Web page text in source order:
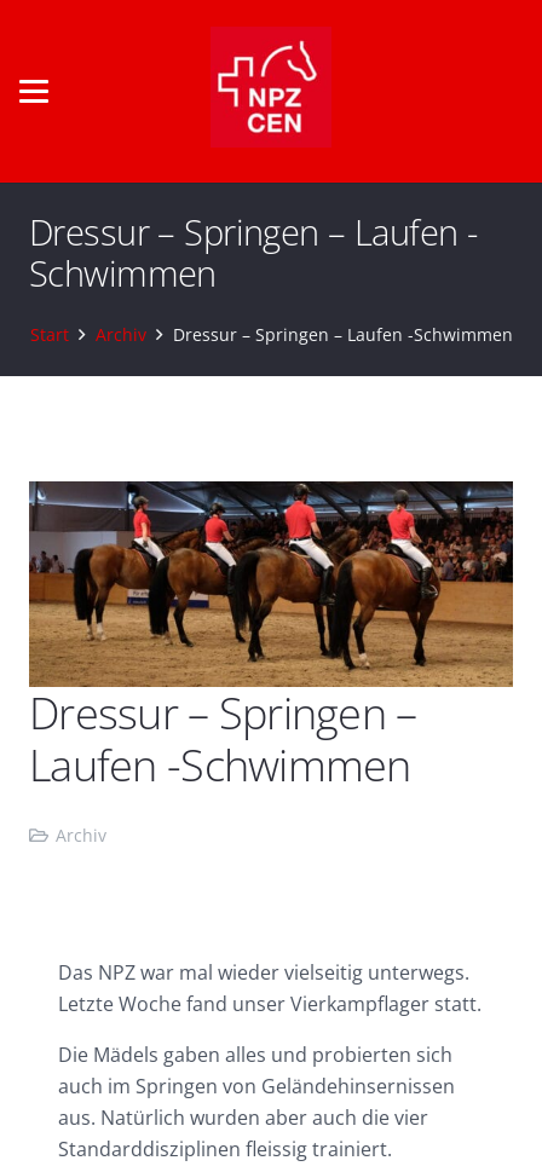
Dressur – Springen – Laufen -
Schwimmen
Start Archiv Dressur – Springen – Laufen -Schwimmen
Dressur – Springen –
Laufen -Schwimmen
Archiv
Das NPZ war mal wieder vielseitig unterwegs.
Letzte Woche fand unser Vierkampflager statt.
Die Mädels gaben alles und probierten sich
auch im Springen von Geländehinsernissen
aus. Natürlich wurden aber auch die vier
Standarddisziplinen fleissig trainiert.